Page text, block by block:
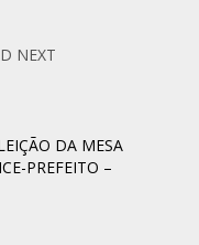
NEXT
DA MESA
PREFEITO –